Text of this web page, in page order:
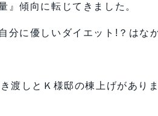
』傾向に転じてきました。
分に優しいダイエット!？はな
渡しとＫ様邸の棟上げがあり